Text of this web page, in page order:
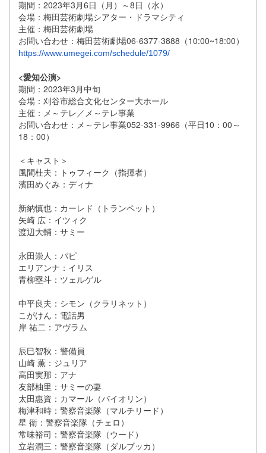
期間：2023年3月6日（月）～8日（水）
会場：梅田芸術劇場シアター・ドラマシティ
主催：梅田芸術劇場
お問い合わせ：梅田芸術劇場06-6377-3888（10:00~18:00）
https://www.umegei.com/schedule/1079/
<愛知公演>
期間：2023年3月中旬
会場：刈谷市総合文化センター大ホール
主催：メ～テレ／メ～テレ事業
お問い合わせ：メ～テレ事業052-331-9966（平日10：00～
18：00）
＜キャスト＞
風間杜夫：トゥフィーク（指揮者）
濱田めぐみ：ディナ
新納慎也：カーレド（トランペット）
矢崎 広：イツィク
渡辺大輔：サミー
永田崇人：パピ
エリアンナ：イリス
青柳塁斗：ツェルゲル
中平良夫：シモン（クラリネット）
こがけん：電話男
岸 祐二：アヴラム
辰巳智秋：警備員
山崎 薫：ジュリア
高田実那：アナ
友部柚里：サミーの妻
太田惠資：カマール（バイオリン）
梅津和時：警察音楽隊（マルチリード）
星 衛：警察音楽隊（チェロ）
常味裕司：警察音楽隊（ウード）
立岩潤三：警察音楽隊（ダルブッカ）